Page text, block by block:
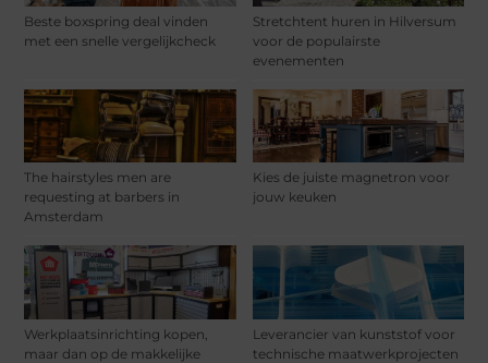
Beste boxspring deal vinden
met een snelle vergelijkcheck
Stretchtent huren in Hilversum
voor de populairste
evenementen
The hairstyles men are
requesting at barbers in
Amsterdam
Kies de juiste magnetron voor
jouw keuken
Werkplaatsinrichting kopen,
maar dan op de makkelijke
Leverancier van kunststof voor
technische maatwerkprojecten